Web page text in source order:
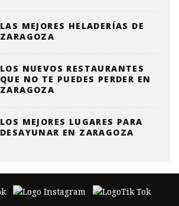
LAS MEJORES HELADERÍAS DE
ZARAGOZA
LOS NUEVOS RESTAURANTES
QUE NO TE PUEDES PERDER EN
ZARAGOZA
LOS MEJORES LUGARES PARA
DESAYUNAR EN ZARAGOZA